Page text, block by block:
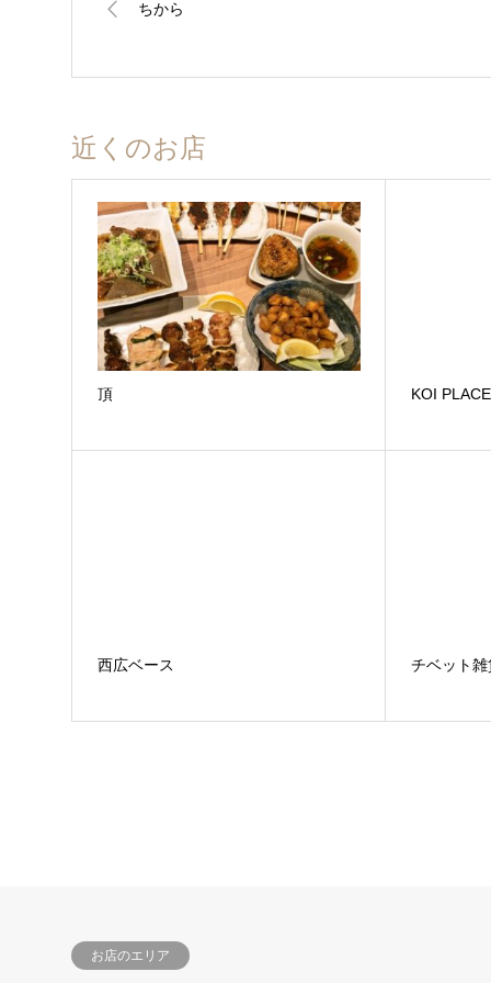
ちから
近くのお店
頂 KOI PLACE
西広ベース チベット
お店のエリア